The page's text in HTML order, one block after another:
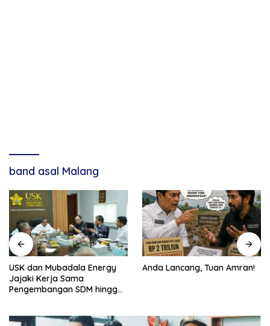
band asal Malang
USK dan Mubadala Energy
Jajaki Kerja Sama
Pengembangan SDM hingga
Anda Lancang, Tuan Amran!